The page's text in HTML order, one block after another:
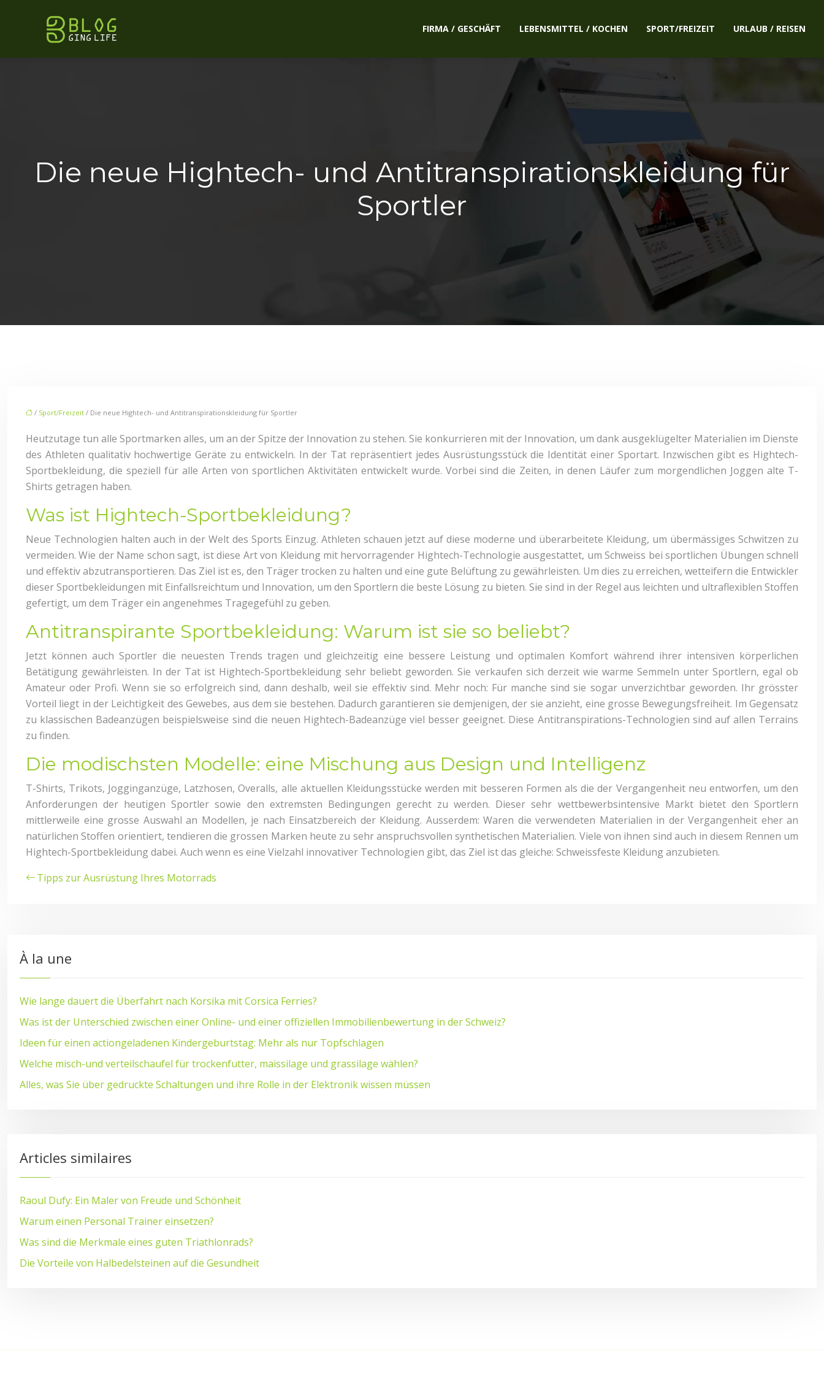
FIRMA / GESCHÄFT LEBENSMITTEL / KOCHEN SPORT/FREIZEIT URLAUB / REISEN
Die neue Hightech- und Antitranspirationskleidung für
Sportler
/ Sport/Freizeit / Die neue Hightech- und Antitranspirationskleidung für Sportler
Heutzutage tun alle Sportmarken alles, um an der Spitze der Innovation zu stehen. Sie konkurrieren mit der Innovation, um dank ausgeklügelter Materialien im Dienste
des Athleten qualitativ hochwertige Geräte zu entwickeln. In der Tat repräsentiert jedes Ausrüstungsstück die Identität einer Sportart. Inzwischen gibt es Hightech-
Sportbekleidung, die speziell für alle Arten von sportlichen Aktivitäten entwickelt wurde. Vorbei sind die Zeiten, in denen Läufer zum morgendlichen Joggen alte T-
Shirts getragen haben.
Was ist Hightech-Sportbekleidung?
Neue Technologien halten auch in der Welt des Sports Einzug. Athleten schauen jetzt auf diese moderne und überarbeitete Kleidung, um übermässiges Schwitzen zu
vermeiden. Wie der Name schon sagt, ist diese Art von Kleidung mit hervorragender Hightech-Technologie ausgestattet, um Schweiss bei sportlichen Übungen schnell
und effektiv abzutransportieren. Das Ziel ist es, den Träger trocken zu halten und eine gute Belüftung zu gewährleisten. Um dies zu erreichen, wetteifern die Entwickler
dieser Sportbekleidungen mit Einfallsreichtum und Innovation, um den Sportlern die beste Lösung zu bieten. Sie sind in der Regel aus leichten und ultraflexiblen Stoffen
gefertigt, um dem Träger ein angenehmes Tragegefühl zu geben.
Antitranspirante Sportbekleidung: Warum ist sie so beliebt?
Jetzt können auch Sportler die neuesten Trends tragen und gleichzeitig eine bessere Leistung und optimalen Komfort während ihrer intensiven körperlichen
Betätigung gewährleisten. In der Tat ist Hightech-Sportbekleidung sehr beliebt geworden. Sie verkaufen sich derzeit wie warme Semmeln unter Sportlern, egal ob
Amateur oder Profi. Wenn sie so erfolgreich sind, dann deshalb, weil sie effektiv sind. Mehr noch: Für manche sind sie sogar unverzichtbar geworden. Ihr grösster
Vorteil liegt in der Leichtigkeit des Gewebes, aus dem sie bestehen. Dadurch garantieren sie demjenigen, der sie anzieht, eine grosse Bewegungsfreiheit. Im Gegensatz
zu klassischen Badeanzügen beispielsweise sind die neuen Hightech-Badeanzüge viel besser geeignet. Diese Antitranspirations-Technologien sind auf allen Terrains
zu finden.
Die modischsten Modelle: eine Mischung aus Design und Intelligenz
T-Shirts, Trikots, Jogginganzüge, Latzhosen, Overalls, alle aktuellen Kleidungsstücke werden mit besseren Formen als die der Vergangenheit neu entworfen, um den
Anforderungen der heutigen Sportler sowie den extremsten Bedingungen gerecht zu werden. Dieser sehr wettbewerbsintensive Markt bietet den Sportlern
mittlerweile eine grosse Auswahl an Modellen, je nach Einsatzbereich der Kleidung. Ausserdem: Waren die verwendeten Materialien in der Vergangenheit eher an
natürlichen Stoffen orientiert, tendieren die grossen Marken heute zu sehr anspruchsvollen synthetischen Materialien. Viele von ihnen sind auch in diesem Rennen um
Hightech-Sportbekleidung dabei. Auch wenn es eine Vielzahl innovativer Technologien gibt, das Ziel ist das gleiche: Schweissfeste Kleidung anzubieten.
Tipps zur Ausrüstung Ihres Motorrads
À la une
Wie lange dauert die Überfahrt nach Korsika mit Corsica Ferries?
Was ist der Unterschied zwischen einer Online- und einer offiziellen Immobilienbewertung in der Schweiz?
Ideen für einen actiongeladenen Kindergeburtstag: Mehr als nur Topfschlagen
Welche misch-und verteilschaufel für trockenfutter, maissilage und grassilage wählen?
Alles, was Sie über gedruckte Schaltungen und ihre Rolle in der Elektronik wissen müssen
Articles similaires
Raoul Dufy: Ein Maler von Freude und Schönheit
Warum einen Personal Trainer einsetzen?
Was sind die Merkmale eines guten Triathlonrads?
Die Vorteile von Halbedelsteinen auf die Gesundheit